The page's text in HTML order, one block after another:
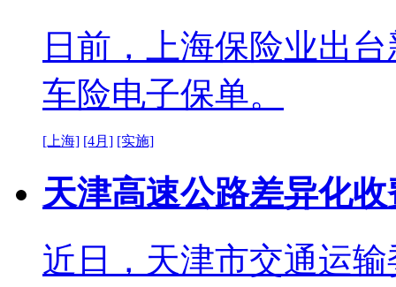
日前，上海保险业出
车险电子保单。
[上海] [4月] [实施]
天津高速公路差异化
近日，天津市交通运